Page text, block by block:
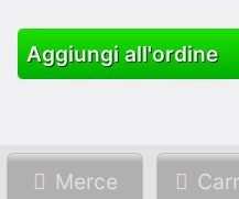
Ricerca
Merce
Aggiungi all'ordine